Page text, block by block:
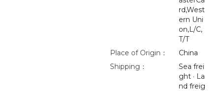
rd,West
ern Uni
on,L/C,
T/T
Place of Origin：
China
Shipping：
Sea frei
ght · La
nd freig